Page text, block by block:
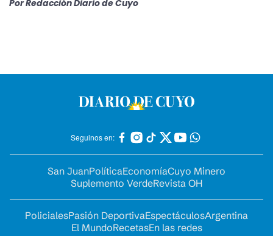
PorRedacción Diario de Cuyo
Seguinos en:
San JuanPolíticaEconomíaCuyo Minero
Suplemento VerdeRevista OH
PolicialesPasión DeportivaEspectáculosArgentina
El MundoRecetasEn las redes